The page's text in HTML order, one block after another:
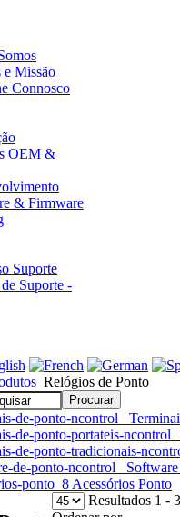
e Missão
Connosco
OEM &
& Firmware
Suporte
Suporte -
Relógios de Ponto
Acessórios Ponto
Resultados 1 -